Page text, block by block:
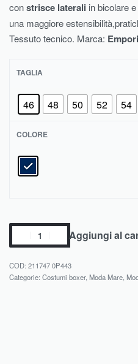
constrisce laterali in bicolare
una maggiore
Tessuto tecnico. Marca:
TAGLIA
46 48 50 52 54
COLORE
Aggiungi al
211747 0P443
Categorie: Costumi boxer, Moda Mare,